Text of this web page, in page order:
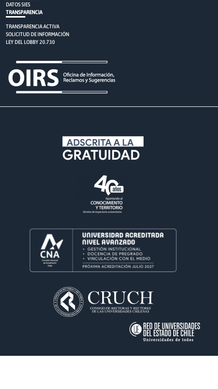
DATOS SIES
TRANSPARENCIA
TRANSPARENCIA ACTIVA
SOLICITUD DE INFORMACIÓN
LEY DEL LOBBY 20.730